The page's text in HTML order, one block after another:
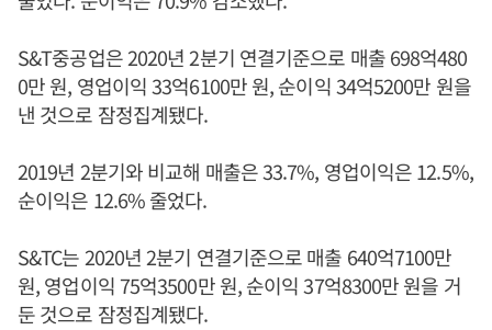
S&T중공업은 2020년 2분기 연결기준으로 매출 698억480
0만 원, 영업이익 33억6100만 원, 순이익 34억5200만 원을
낸 것으로 잠정집계됐다.
2019년 2분기와 비교해 매출은 33.7%, 영업이익은 12.5%,
순이익은 12.6% 줄었다.
S&TC는 2020년 2분기 연결기준으로 매출 640억7100만
원, 영업이익 75억3500만 원, 순이익 37억8300만 원을 거
둔 것으로 잠정집계됐다.